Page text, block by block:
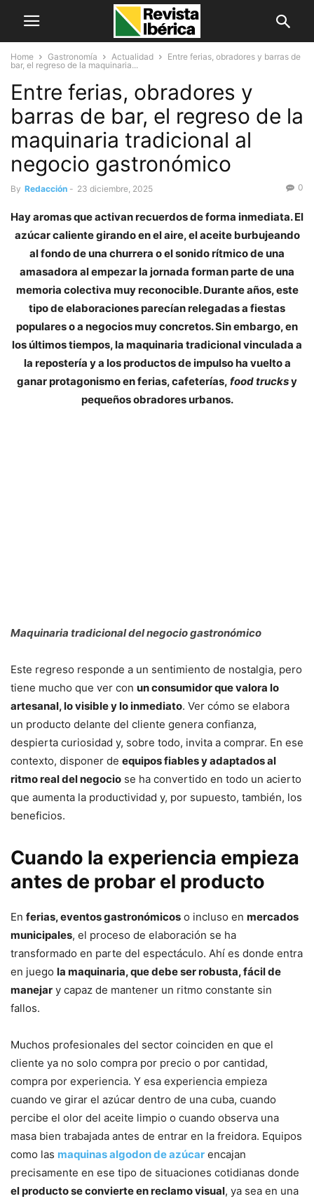
Home Gastronomía Actualidad
Entre ferias, obradores y barras de
bar, el regreso de la maquinaria...
Entre ferias, obradores y
barras de bar, el regreso de la
maquinaria tradicional al
negocio gastronómico
By Redacción - 23 diciembre, 2025 0
Hay aromas que activan recuerdos de forma inmediata. El
azúcar caliente girando en el aire, el aceite burbujeando
al fondo de una churrera o el sonido rítmico de una
amasadora al empezar la jornada forman parte de una
memoria colectiva muy reconocible. Durante años, este
tipo de elaboraciones parecían relegadas a fiestas
populares o a negocios muy concretos. Sin embargo, en
los últimos tiempos, la maquinaria tradicional vinculada a
la repostería y a los productos de impulso ha vuelto a
ganar protagonismo en ferias, cafeterías, food trucksy
pequeños obradores urbanos.
Maquinaria tradicional del negocio gastronómico
Este regreso responde a un sentimiento de nostalgia, pero
tiene mucho que ver con un consumidor que valora lo
artesanal, lo visible y lo inmediato. Ver cómo se elabora
un producto delante del cliente genera confianza,
despierta curiosidad y, sobre todo, invita a comprar. En ese
contexto, disponer de equipos fiables y adaptados al
ritmo real del negocio se ha convertido en todo un acierto
que aumenta la productividad y, por supuesto, también, los
beneficios.
Cuando la experiencia empieza
antes de probar el producto
En ferias, eventos gastronómicos o incluso en mercados
municipales, el proceso de elaboración se ha
transformado en parte del espectáculo. Ahí es donde entra
en juego la maquinaria, que debe ser robusta, fácil de
manejar y capaz de mantener un ritmo constante sin
fallos.
Muchos profesionales del sector coinciden en que el
cliente ya no solo compra por precio o por cantidad,
compra por experiencia. Y esa experiencia empieza
cuando ve girar el azúcar dentro de una cuba, cuando
percibe el olor del aceite limpio o cuando observa una
masa bien trabajada antes de entrar en la freidora. Equipos
como las maquinas algodon de azúcar encajan
precisamente en ese tipo de situaciones cotidianas donde
el producto se convierte en reclamo visual, ya sea en una